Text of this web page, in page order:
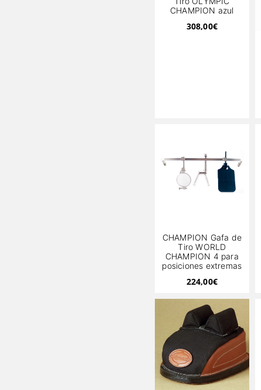
CHAMPION azul
308,00€
CHAMPION Gafa de
Tiro WORLD
CHAMPION 4 para
posiciones extremas
224,00€